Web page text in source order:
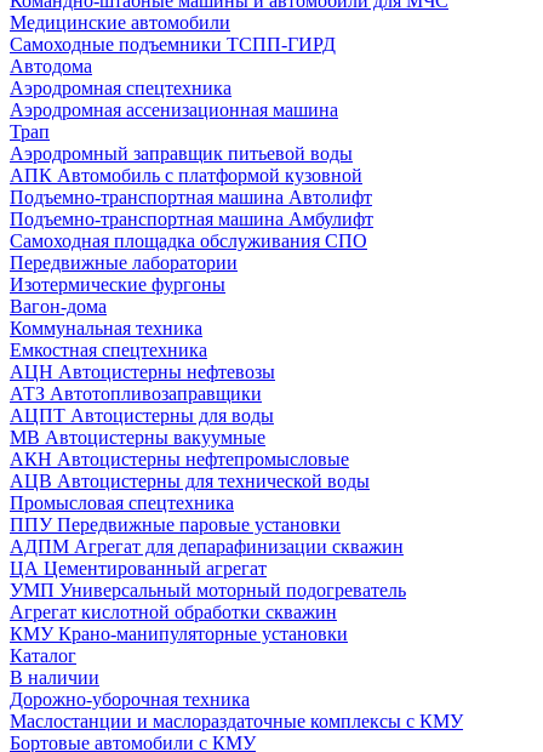
Медицинские автомобили
Самоходные подъемники ТСПП-ГИРД
Автодома
Аэродромная спецтехника
Аэродромная ассенизационная машина
Трап
Аэродромный заправщик питьевой воды
АПК Автомобиль с платформой кузовной
Подъемно-транспортная машина Автолифт
Подъемно-транспортная машина Амбулифт
Самоходная площадка обслуживания СПО
Передвижные лаборатории
Изотермические фургоны
Вагон-дома
Коммунальная техника
Емкостная спецтехника
АЦН Автоцистерны нефтевозы
АТЗ Автотопливозаправщики
АЦПТ Автоцистерны для воды
МВ Автоцистерны вакуумные
АКН Автоцистерны нефтепромысловые
АЦВ Автоцистерны для технической воды
Промысловая спецтехника
ППУ Передвижные паровые установки
АДПМ Агрегат для депарафинизации скважин
ЦА Цементированный агрегат
УМП Универсальный моторный подогреватель
Агрегат кислотной обработки скважин
КМУ Крано-манипуляторные установки
Каталог
В наличии
Дорожно-уборочная техника
Маслостанции и маслораздаточные комплексы с КМУ
Бортовые автомобили с КМУ